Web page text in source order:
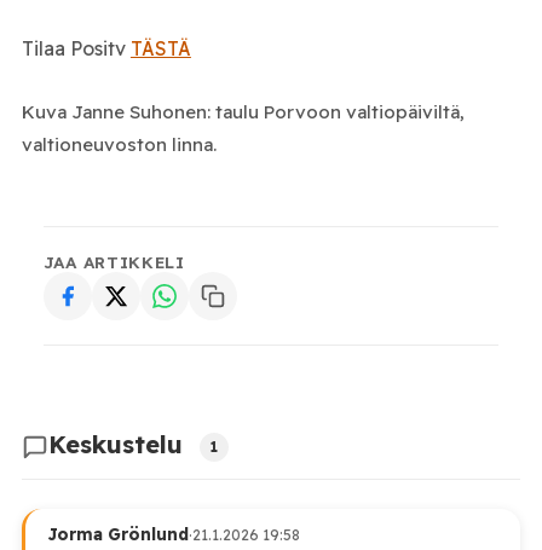
Tilaa Positv TÄSTÄ
Kuva Janne Suhonen: taulu Porvoon valtiopäiviltä,
valtioneuvoston linna.
JAA ARTIKKELI
Keskustelu 1
Jorma Grönlund·21.1.2026 19:58